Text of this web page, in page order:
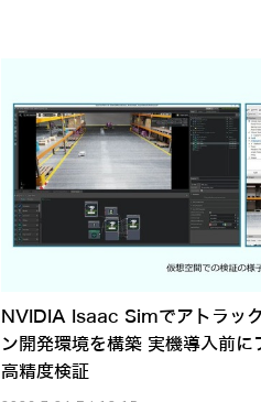
NVIDIA Isaac Simでアトラッ
ン開発環境を構築 実機導入前に
高精度検証